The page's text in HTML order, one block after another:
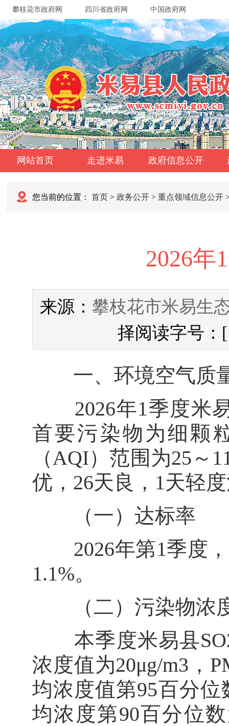
攀枝花市政府网 四川省政府网 中国政府网
网站首页 走进米易 政府信息公开
您当前的位置： 首页 > 政务公开 > 重点领域信息公开
2026年
来源： 攀枝花市米易生
择阅读字号
一、环境空气质
2026年1季度米易
首要污染物为细颗
（AQI）范围为25～
优，26天良，1天轻
（一）达标率
2026年第1季度，
1.1%。
（二）污染物浓
本季度米易县SO2
浓度值为20μg/m3，
均浓度值第95百分位
均浓度第90百分位